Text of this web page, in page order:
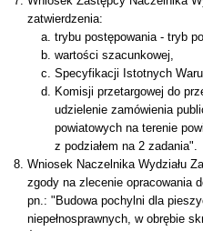
zatwierdzenia:
trybu postępowania - tryb
wartości szacunkowej,
Specyfikacji Istotnych
Komisji przetargowej do
udzielenie zamówienia
powiatowych na terenie
z podziałem na 2 zadania".
Wniosek Naczelnika Wydziału
zgody na zlecenie opracowania
pn.: "Budowa pochylni dla
niepełnosprawnych, w obrębie